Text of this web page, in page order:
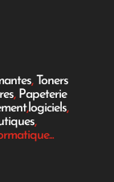
, Toners
, Papeterie
,logiciels,
,